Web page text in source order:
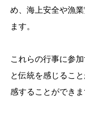
め、海上安全や漁
ます。
これらの行事に参
と伝統を感じるこ
感することができま